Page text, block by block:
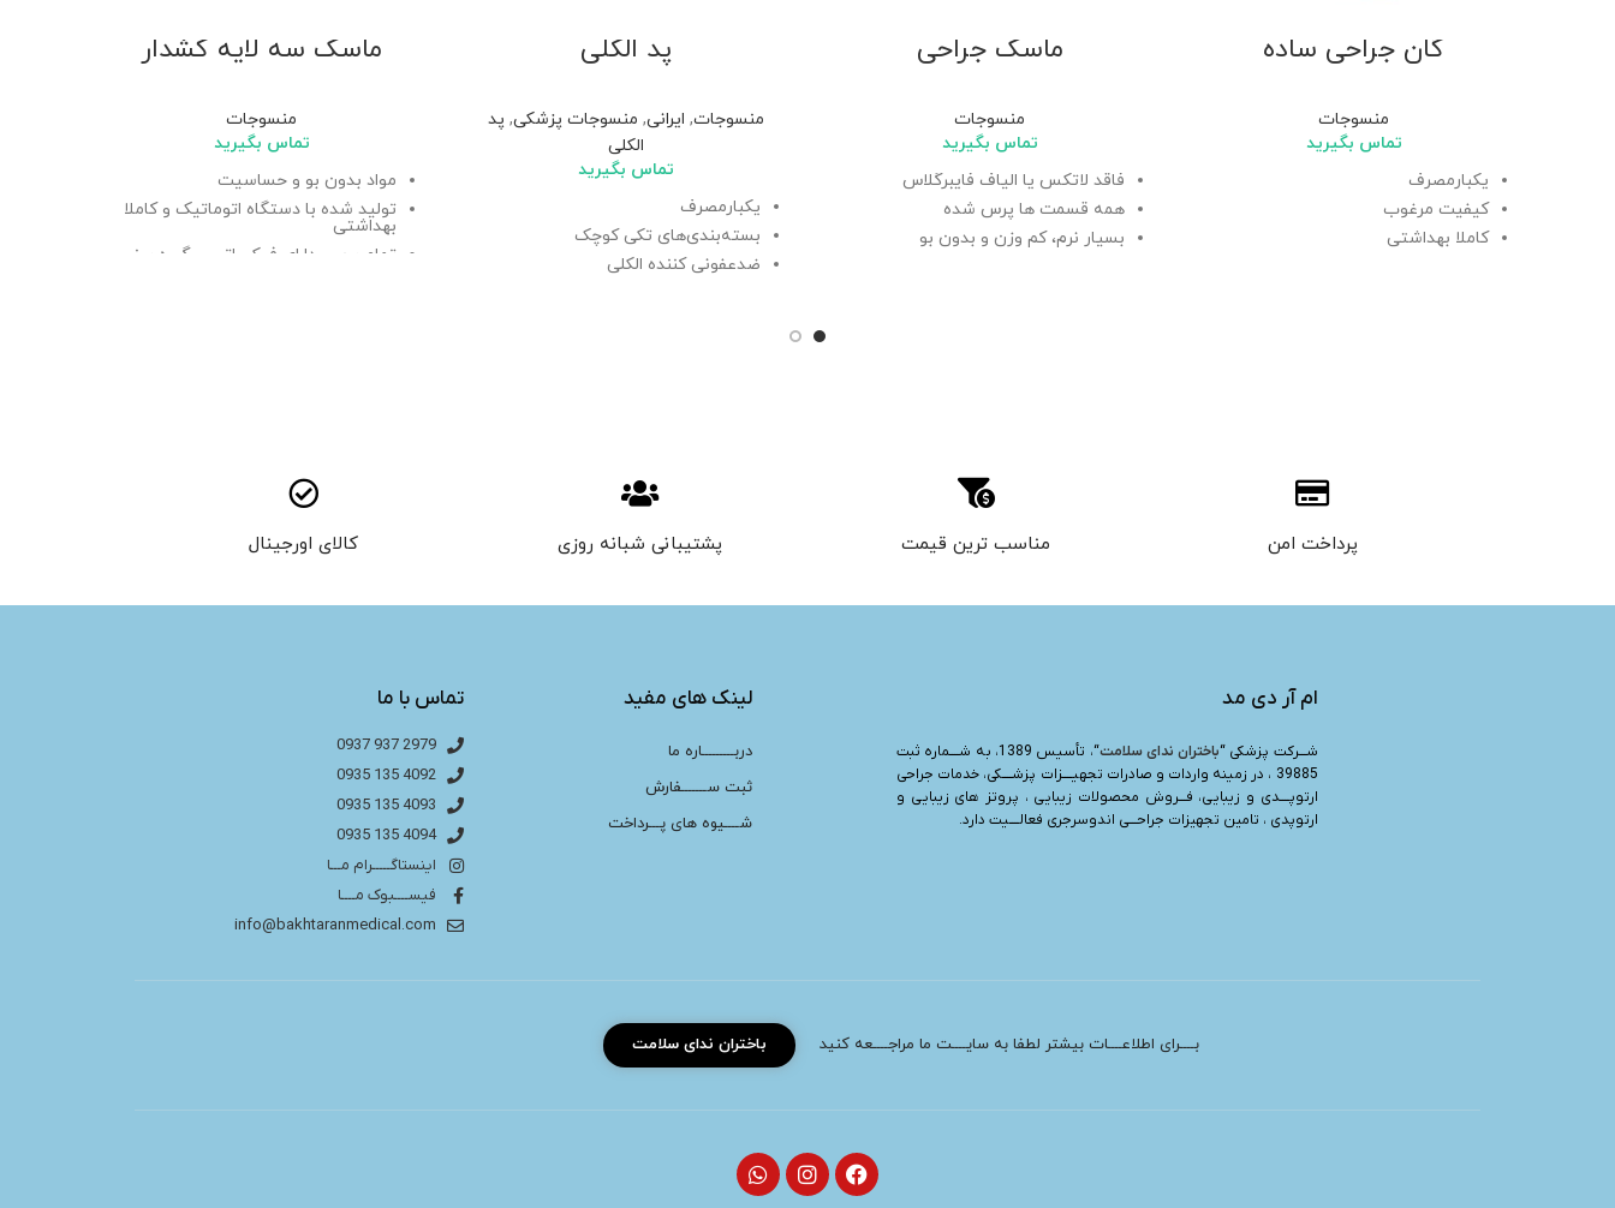
گان جراحی ساده
منسوجات
تماس بگیرید
یکبارمصرف
کیفیت مرغوب
کاملا بهداشتی
ماسک جراحی
منسوجات
تماس بگیرید
فاقد لاتکس یا الیاف فایبرگلاس
همه قسمت ها پرس شده
بسیار نرم، کم وزن و بدون بو
پد الکلی
منسوجات, ایرانی, منسوجات پزشکی, پد
الکلی
تماس بگیرید
یکبارمصرف
بسته‌بندی‌های تکی کوچک
ضدعفونی کننده الکلی
ماسک سه لایه کشدار
منسوجات
تماس بگیرید
مواد بدون بو و حساسیت
تولید شده با دستگاه اتوماتیک و کاملا
بهداشتی
تمام پرس، دارای فیکساتور و گیره بینی
پرداخت امن مناسب ترین قیمت پشتیبانی شبانه روزی کالای اورجینال
ام آر دی مد
شـــرکت پزشکی “باختران ندای سلامت
“، تأسیس 1389، به شــــماره ثبت
39885 ، در زمینه واردات و صادرات تجهیــــزات پزشــــکی، خدمات جراحی
ارتوپــــدی و زیبایی، فـــروش محصولات زیبایی ، پروتز های زیبایی و
ارتوپدی ، تامین تجهیزات جراحـــی اندوسرجری فعالــــیت دارد.
لینک های مفید
دربـــــــــاره ما
ثبت ســـــــفارش
شــــیوه های پـــرداخت
تماس با ما
2979 937 0937
4092 135 0935
4093 135 0935
4094 135 0935
اینستاگـــــرام مـــا
فیســــبوک مــــا
info@bakhtaranmedical.com
بــــرای اطلاعــــات بیشتر لطفا به سایــــت ما مراجــــعه کنید باختران ندای سلامت